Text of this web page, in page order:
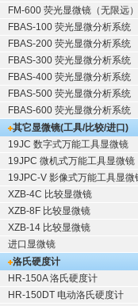
FM-600 荧光显微镜（无限远）
FBAS-100 荧光显微分析系统
FBAS-200 荧光显微分析系统
FBAS-300 荧光显微分析系统
FBAS-400 荧光显微分析系统
FBAS-500 荧光显微分析系统
FBAS-600 荧光显微分析系统
其它显微镜(工具/比较/进口)
19JC 数字式万能工具显微镜
19JPC 微机式万能工具显微镜
19JPC-V 影像式万能工具显微
XZB-4C 比较显微镜
XZB-8F 比较显微镜
XZB-14 比较显微镜
进口显微镜
洛氏硬度计
HR-150A 洛氏硬度计
HR-150DT 电动洛氏硬度计